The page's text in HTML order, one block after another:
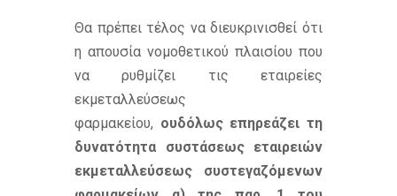
Θα πρέπει τέλος να διευκρινισθεί ότι
η απουσία νομοθετικού πλαισίου που
να ρυθμίζει τις εταιρείες
εκμεταλλεύσεως
φαρμακείου, ουδόλως επηρεάζει τη
δυνατότητα συστάσεως εταιρειών
εκμεταλλεύσεως συστεγαζόμενων